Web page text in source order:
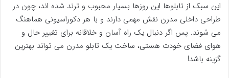
این سبک از تابلوها این روزها بسیار محبوب و ترند شده اند، چون در
طراحی داخلی مدرن نقش مهمی دارند و با هر دکوراسیونی هماهنگ
می شوند. پس اگر دنبال یک راه آسان و خلاقانه برای تغییر حال و
هوای فضای خودت هستی، ساخت یک تابلو مدرن می تواند بهترین
گزینه باشد!